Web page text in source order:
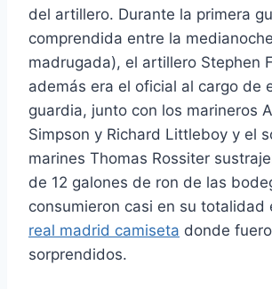
del artillero. Durante la primera
comprendida entre la
madrugada), el artillero Stephen
además era el oficial al cargo de
guardia, junto con los marineros
Simpson y Richard Littleboy y el
marines Thomas Rossiter
de 12 galones de ron de las
consumieron casi en su totalidad
real madrid camiseta donde
sorprendidos.